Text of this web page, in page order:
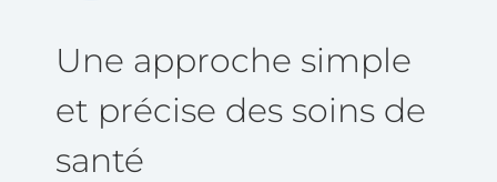
Une approche simple
et précise des soins de
santé